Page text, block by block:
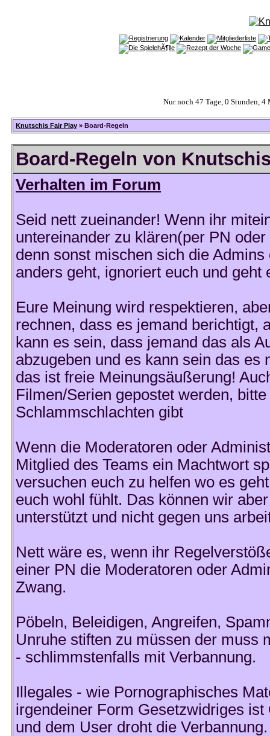
Nur noch 47 Tage, 0 Stunden,
Knutschis Fair Play » Board-Regeln
Board-Regeln von
Verhalten im Forum
Seid nett zueinander! Wenn ihr
untereinander zu klären(per PN
denn sonst mischen sich die
anders geht, ignoriert euch und geht
Eure Meinung wird respektieren,
rechnen, dass es jemand berichtigt,
kann es sein, dass jemand das als
abzugeben und es kann sein das
das ist freie Meinungsäußerung!
Filmen/Serien gepostet werden,
Schlammschlachten gibt
Wenn die Moderatoren oder
Mitglied des Teams ein Machtwort
versuchen euch zu helfen wo es
euch wohl fühlt. Das können wir
unterstützt und nicht gegen uns
Nett wäre es, wenn ihr
einer PN die Moderatoren oder
Zwang.
Pöbeln, Beleidigen, Angreifen,
Unruhe stiften zu müssen der muss
- schlimmstenfalls mit Verbannung.
Illegales - wie Pornographisches
irgendeiner Form Gesetzwidriges
und dem User droht die Verbannung.